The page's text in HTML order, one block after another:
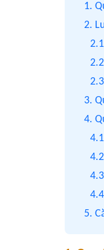
1.
2.
3.
4.
5.